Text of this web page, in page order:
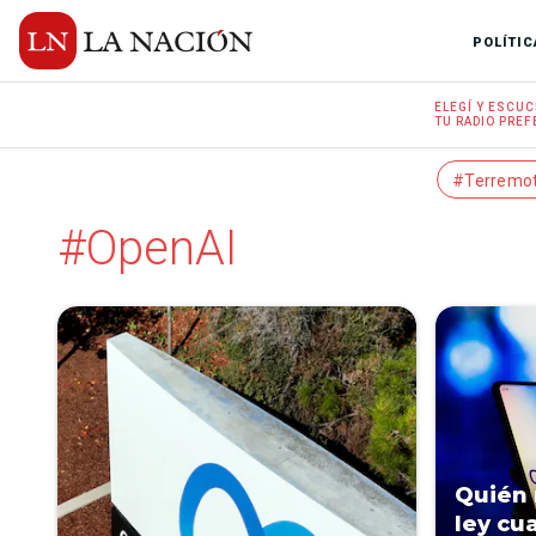
ELEGÍ Y
TU RADIO
#OpenAI
Quién
ley